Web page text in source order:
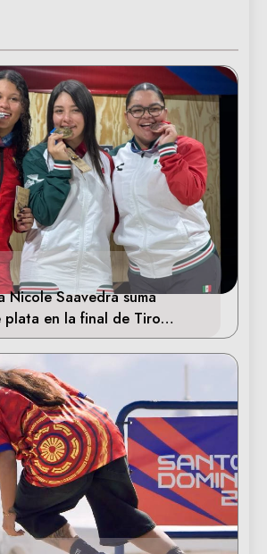
Nicole Saavedra suma
plata en la final de Tiro